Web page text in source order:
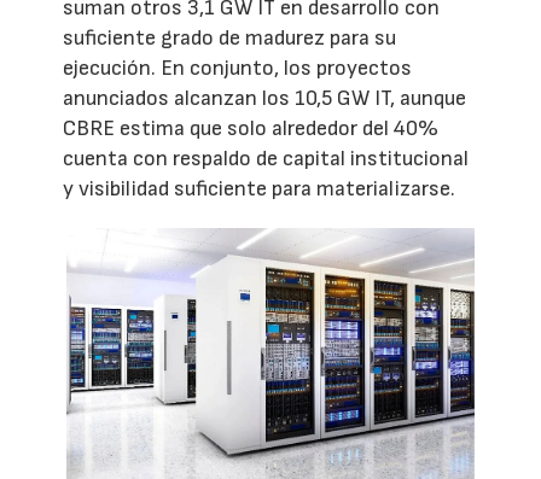
suman otros 3,1 GW IT en desarrollo con
suficiente grado de madurez para su
ejecución. En conjunto, los proyectos
anunciados alcanzan los 10,5 GW IT, aunque
CBRE estima que solo alrededor del 40%
cuenta con respaldo de capital institucional
y visibilidad suficiente para materializarse.